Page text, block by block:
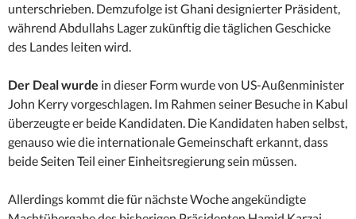
unterschrieben. Demzufolge ist Ghani designierter Präsident,
während Abdullahs Lager zukünftig die täglichen Geschicke
des Landes leiten wird.
Der Deal wurde in dieser Form wurde von US-Außenminister
John Kerry vorgeschlagen. Im Rahmen seiner Besuche in Kabul
überzeugte er beide Kandidaten. Die Kandidaten haben selbst,
genauso wie die internationale Gemeinschaft erkannt, dass
beide Seiten Teil einer Einheitsregierung sein müssen.
Allerdings kommt die für nächste Woche angekündigte